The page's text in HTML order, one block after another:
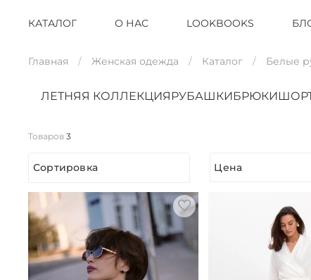
КАТАЛОГ О НАС LOOKBOOKS
Главная Женская одежда Каталог Белые
ЛЕТНЯЯ КОЛЛЕКЦИЯ РУБАШКИБРЮКИ
Товаров 3
Сортировка Цена